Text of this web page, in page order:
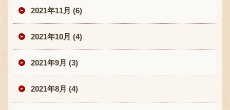
2021年11月 (6)
2021年10月 (4)
2021年9月 (3)
2021年8月 (4)